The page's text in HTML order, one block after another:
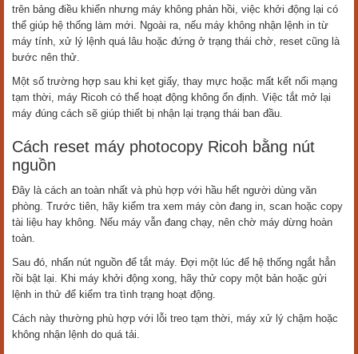
trên bảng điều khiển nhưng máy không phản hồi, việc khởi động lại có
thể giúp hệ thống làm mới. Ngoài ra, nếu máy không nhận lệnh in từ
máy tính, xử lý lệnh quá lâu hoặc đứng ở trạng thái chờ, reset cũng là
bước nên thử.
Một số trường hợp sau khi kẹt giấy, thay mực hoặc mất kết nối mạng
tạm thời, máy Ricoh có thể hoạt động không ổn định. Việc tắt mở lại
máy đúng cách sẽ giúp thiết bị nhận lại trạng thái ban đầu.
Cách reset máy photocopy Ricoh bằng nút
nguồn
Đây là cách an toàn nhất và phù hợp với hầu hết người dùng văn
phòng. Trước tiên, hãy kiểm tra xem máy còn đang in, scan hoặc copy
tài liệu hay không. Nếu máy vẫn đang chạy, nên chờ máy dừng hoàn
toàn.
Sau đó, nhấn nút nguồn để tắt máy. Đợi một lúc để hệ thống ngắt hẳn
rồi bật lại. Khi máy khởi động xong, hãy thử copy một bản hoặc gửi
lệnh in thử để kiểm tra tình trạng hoạt động.
Cách này thường phù hợp với lỗi treo tạm thời, máy xử lý chậm hoặc
không nhận lệnh do quá tải.